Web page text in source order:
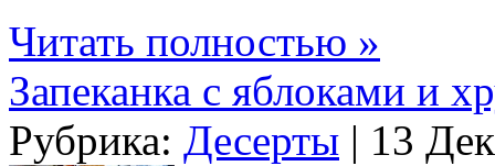
Читать полностью »
Запеканка с яблоками и
Рубрика: Десерты | 13